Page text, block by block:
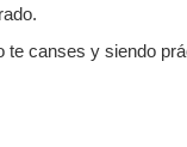
te canses y siendo